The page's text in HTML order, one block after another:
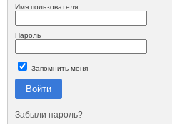
Имя пользователя
Пароль
Запомнить меня
Войти
Забыли пароль?